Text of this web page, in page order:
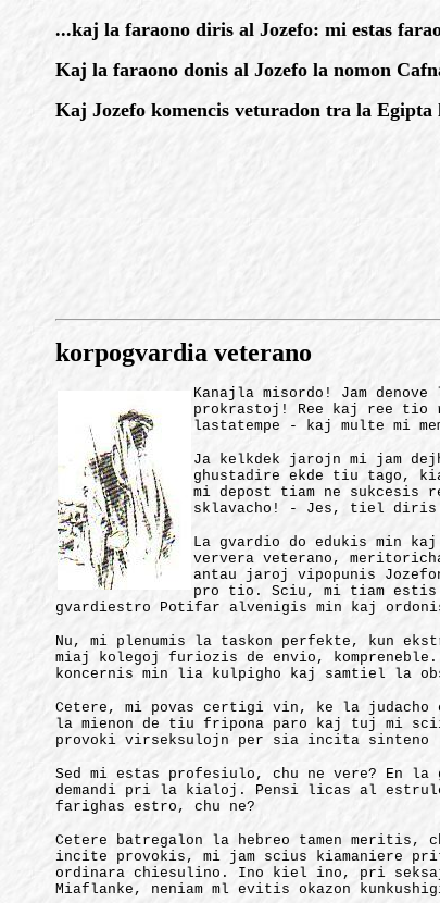
...kaj la faraono diris al Jozefo: mi estas
Kaj la faraono donis al Jozefo la nomon
Kaj Jozefo komencis veturadon tra la Egipta
korpogvardia veterano
Kanajla misordo! Jam
prokrastoj! Ree kaj ree tio
lastatempe - kaj multe mi
Ja kelkdek jarojn mi jam
ghustadire ekde tiu tago,
mi depost tiam ne sukcesis
sklavacho! - Jes, tiel diris
La gvardio do edukis min
ververa veterano,
antau jaroj vipopunis
pro tio. Sciu, mi tiam
gvardiestro Potifar alvenigis min kaj
Nu, mi plenumis la taskon perfekte, kun
miaj kolegoj furiozis de envio,
koncernis min lia kulpigho kaj samtiel la
Cetere, mi povas certigi vin, ke la
la mienon de tiu fripona paro kaj tuj mi
provoki virseksulojn per sia incita sinteno
Sed mi estas profesiulo, chu ne vere? En
demandi pri la kialoj. Pensi licas al
farighas estro, chu ne?
Cetere batregalon la hebreo tamen
incite provokis, mi jam scius kiamaniere
ordinara chiesulino. Ino kiel ino, pri
Miaflanke, neniam ml evitis okazon